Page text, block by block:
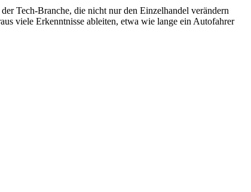
Tech-Branche, die nicht nur den Einzelhandel verändern
viele Erkenntnisse ableiten, etwa wie lange ein Autofahrer